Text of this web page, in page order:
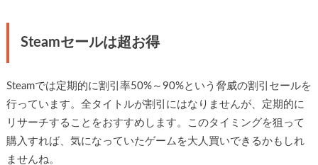
Steamセールは超お得
Steamでは定期的に割引率50%～90%という脅威の割引セールを
行っています。全タイトルが割引にはなりませんが、定期的に
リサーチすることをおすすめします。このタイミングを狙って
購入すれば、気になっていたゲームを大人買いできるかもしれ
ませんね。